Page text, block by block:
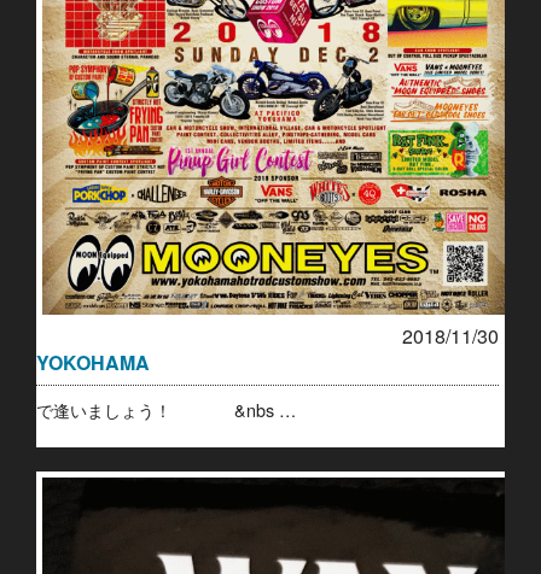
2018/11/30
YOKOHAMA
で逢いましょう！ &nbs …